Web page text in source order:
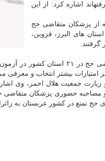
گرفتهاند اشاره كرد: از این
از پزشكان متقاضی حج
استان های البرز، قزوین،
گرفتند.
الوانی با اشاره به اینكه تا
امتیازات بیشتر انتخاب و معرفی
تمتع در كشور عربستان به